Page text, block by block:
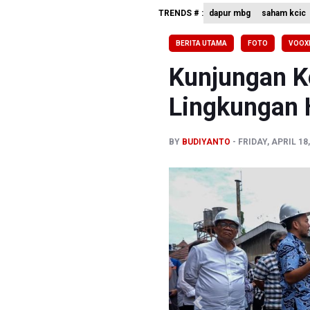
Harga
4
TRENDS # : dapur mbg saham kcic
BERITA UTAMA FOTO
Kunjungan
Lingkungan
BY BUDIYANTO FRIDAY, APRIL